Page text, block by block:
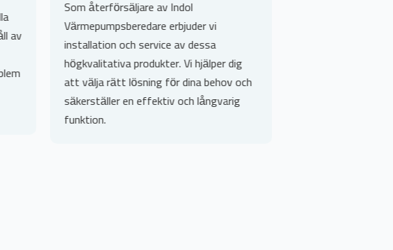
Som återförsäljare av Indol
Värmepumpsberedare erbjuder vi
installation och service av dessa
högkvalitativa produkter. Vi hjälper dig
att välja rätt lösning för dina behov och
säkerställer en effektiv och långvarig
att vi är där när du behöver oss
mest. Våra experter
problemet åtgärdas snabbt för